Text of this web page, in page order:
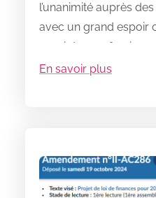
l’unanimité auprès
avec un grand espoir
aussi des
parlementaires …
En savoir plus